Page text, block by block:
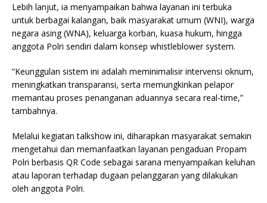
Lebih lanjut, ia menyampaikan bahwa layanan ini terbuka
untuk berbagai kalangan, baik masyarakat umum (WNI), warga
negara asing (WNA), keluarga korban, kuasa hukum, hingga
anggota Polri sendiri dalam konsep whistleblower system.
“Keunggulan sistem ini adalah meminimalisir intervensi oknum,
meningkatkan transparansi, serta memungkinkan pelapor
memantau proses penanganan aduannya secara real-time,”
tambahnya.
Melalui kegiatan talkshow ini, diharapkan masyarakat semakin
mengetahui dan memanfaatkan layanan pengaduan Propam
Polri berbasis QR Code sebagai sarana menyampaikan keluhan
atau laporan terhadap dugaan pelanggaran yang dilakukan
oleh anggota Polri.